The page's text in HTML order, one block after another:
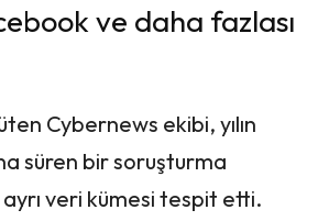
ve daha fazlası
Cybernews ekibi, yılın
süren bir soruşturma
veri kümesi tespit etti.